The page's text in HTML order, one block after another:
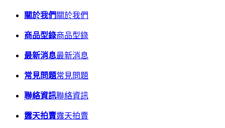
關於我們 關於我們
商品型錄商品型錄
最新消息最新消息
常見問題常見問題
聯絡資訊聯絡資訊
露天拍賣露天拍賣